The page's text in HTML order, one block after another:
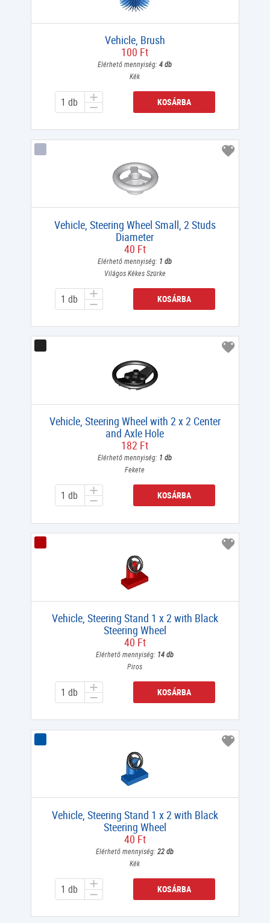
Vehicle, Brush
100 Ft
Elérhető mennyiség:4 db
Kék
KOSÁRBA
Vehicle, Steering Wheel Small, 2 Studs
Diameter
40 Ft
Elérhető mennyiség: 1 db
Világos Kékes Szürke
KOSÁRBA
Vehicle, Steering Wheel with 2 x 2 Center
and Axle Hole
182 Ft
Elérhető mennyiség: 1 db
Fekete
KOSÁRBA
Vehicle, Steering Stand 1 x 2 with Black
Steering Wheel
40 Ft
Elérhető mennyiség: 14 db
Piros
KOSÁRBA
Vehicle, Steering Stand 1 x 2 with Black
Steering Wheel
40 Ft
Elérhető mennyiség:22 db
Kék
KOSÁRBA